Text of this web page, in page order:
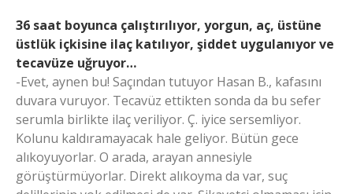
36 saat boyunca çalıştırılıyor, yorgun, aç, üstüne
üstlük içkisine ilaç katılıyor, şiddet uygulanıyor ve
tecavüze uğruyor…
-Evet, aynen bu! Saçından tutuyor Hasan B., kafasını
duvara vuruyor. Tecavüz ettikten sonda da bu sefer
serumla birlikte ilaç veriliyor. Ç. iyice sersemliyor.
Kolunu kaldıramayacak hale geliyor. Bütün gece
alıkoyuyorlar. O arada, arayan annesiyle
görüştürmüyorlar. Direkt alıkoyma da var, suç